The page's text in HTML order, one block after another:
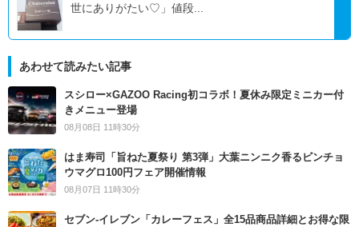
世にありがたい♡」値段...
あわせて読みたい記事
スシロー×GAZOO Racing初コラボ！夏休み限定ミニカー付
きメニュー登場
08月08日 11時30分
はま寿司「旨ねた夏祭り 第3弾」大葉ニンニク香るビンチョ
ウマグロ100円フェア開催情報
08月07日 11時30分
セブン‐イレブン「カレーフェス」全15品商品詳細とお得な限